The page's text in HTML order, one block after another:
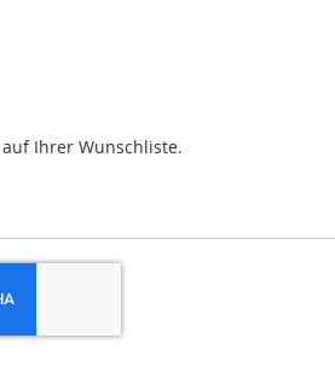
Ihrer Wunschliste.